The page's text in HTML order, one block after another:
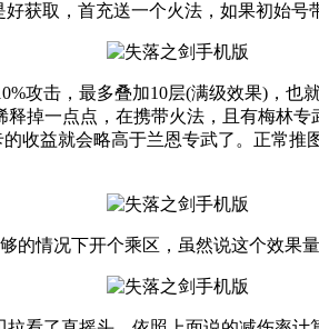
获取，首充送一个火法，如果初始号
攻击，最多叠加10层(满级效果)，
掉一点点，在携带火法，且有梅林
收益就会略高于兰恩专武了。正常
情况下开个乘区，虽然说这个效果